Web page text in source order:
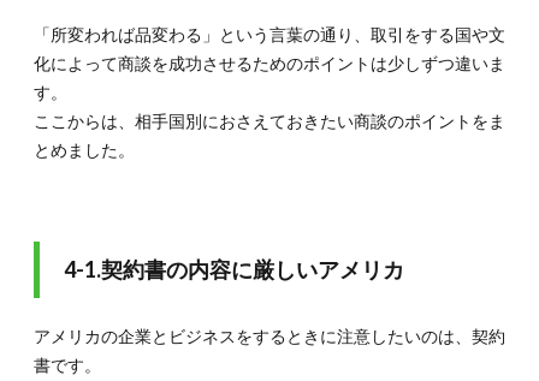
「所変われば品変わる」という言葉の通り、取引をする国や文
化によって商談を成功させるためのポイントは少しずつ違いま
す。
ここからは、相手国別におさえておきたい商談のポイントをま
とめました。
4-1.契約書の内容に厳しいアメリカ
アメリカの企業とビジネスをするときに注意したいのは、契約
書です。